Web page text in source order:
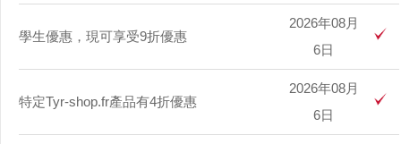
學生優惠，現可享受9折優惠
2026年08月
6日
特定Tyr-shop.fr產品有4折優惠
2026年08月
6日